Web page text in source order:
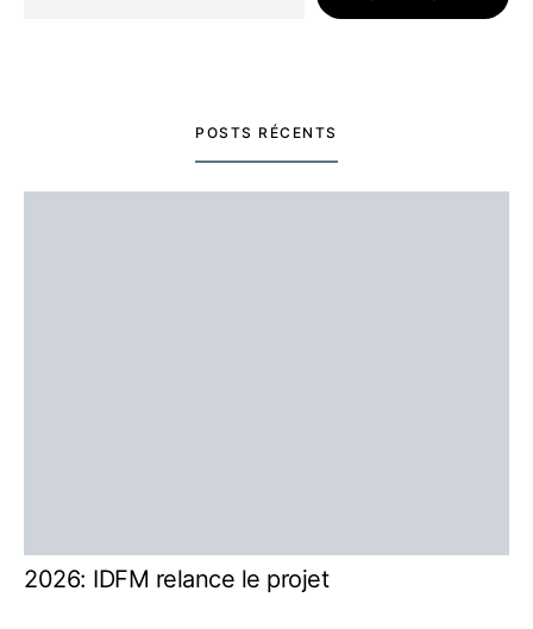
POSTS RÉCENTS
2026: IDFM relance le projet